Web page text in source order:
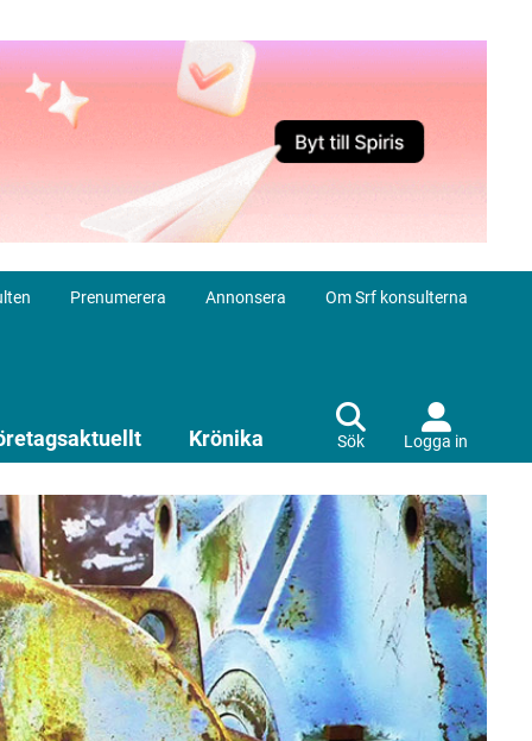
Prenumerera Annonsera Om Srf konsulterna
Krönika Sök Logga in